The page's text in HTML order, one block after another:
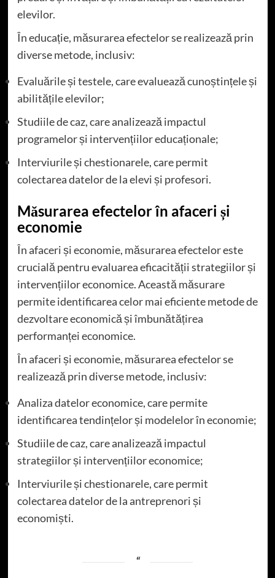
elevilor.
În educație, măsurarea efectelor se realizează prin
diverse metode, inclusiv:
Evaluările și testele, care evaluează cunoștințele și
abilitățile elevilor;
Studiile de caz, care analizează impactul
programelor și intervențiilor educaționale;
Interviurile și chestionarele, care permit
colectarea datelor de la elevi și profesori.
Măsurarea efectelor în afaceri și
economie
În afaceri și economie, măsurarea efectelor este
crucială pentru evaluarea eficacității strategiilor și
intervențiilor economice. Această măsurare
permite identificarea celor mai eficiente metode de
dezvoltare economică și îmbunătățirea
performanței economice.
În afaceri și economie, măsurarea efectelor se
realizează prin diverse metode, inclusiv:
Analiza datelor economice, care permite
identificarea tendințelor și modelelor în economie;
Studiile de caz, care analizează impactul
strategiilor și intervențiilor economice;
Interviurile și chestionarele, care permit
colectarea datelor de la antreprenori și
economiști.